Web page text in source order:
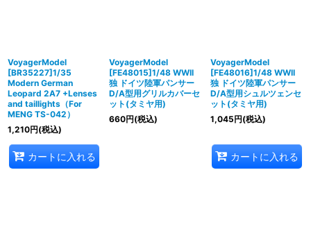
VoyagerModel
[BR35227]1/35
Modern German
Leopard 2A7 +Lenses
and taillights（For
MENG TS-042）
1,210円(税込)
カートに入れる
VoyagerModel
[FE48015]1/48 WWII
独 ドイツ陸軍パンサー
D/A型用グリルカバーセ
ット(タミヤ用)
660円(税込)
VoyagerModel
[FE48016]1/48 WWII
独 ドイツ陸軍パンサー
D/A型用シュルツェンセ
ット(タミヤ用)
1,045円(税込)
カートに入れる